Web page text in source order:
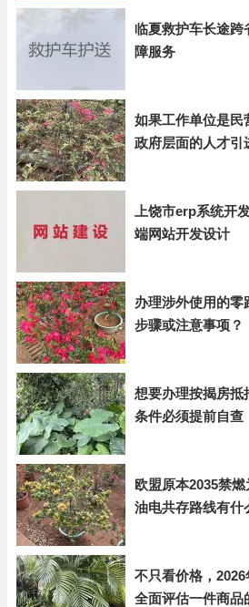
临夏救护车长途跨
障服务
如果工作单位是民
政府层面的人才引
上饶市erp系统开
端网站开发设计
办理涉外使用的零
步骤或注意事项？
想要办理按揭房抵
条件必须提前自查
欧盟原本2035禁
油电共存路线有什
不只看价格，
全面评估一件商品